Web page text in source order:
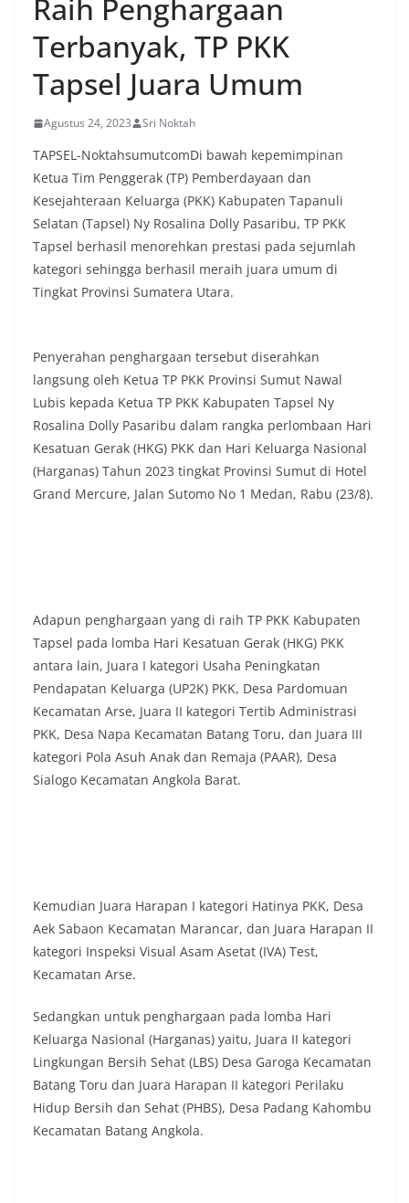
Raih Penghargaan
Terbanyak, TP PKK
Tapsel Juara Umum
Agustus 24, 2023 Sri Noktah
TAPSEL-NoktahsumutcomDi bawah kepemimpinan
Ketua Tim Penggerak (TP) Pemberdayaan dan
Kesejahteraan Keluarga (PKK) Kabupaten Tapanuli
Selatan (Tapsel) Ny Rosalina Dolly Pasaribu, TP PKK
Tapsel berhasil menorehkan prestasi pada sejumlah
kategori sehingga berhasil meraih juara umum di
Tingkat Provinsi Sumatera Utara.
Penyerahan penghargaan tersebut diserahkan
langsung oleh Ketua TP PKK Provinsi Sumut Nawal
Lubis kepada Ketua TP PKK Kabupaten Tapsel Ny
Rosalina Dolly Pasaribu dalam rangka perlombaan Hari
Kesatuan Gerak (HKG) PKK dan Hari Keluarga Nasional
(Harganas) Tahun 2023 tingkat Provinsi Sumut di Hotel
Grand Mercure, Jalan Sutomo No 1 Medan, Rabu (23/8).
Adapun penghargaan yang di raih TP PKK Kabupaten
Tapsel pada lomba Hari Kesatuan Gerak (HKG) PKK
antara lain, Juara I kategori Usaha Peningkatan
Pendapatan Keluarga (UP2K) PKK, Desa Pardomuan
Kecamatan Arse, Juara II kategori Tertib Administrasi
PKK, Desa Napa Kecamatan Batang Toru, dan Juara III
kategori Pola Asuh Anak dan Remaja (PAAR), Desa
Sialogo Kecamatan Angkola Barat.
Kemudian Juara Harapan I kategori Hatinya PKK, Desa
Aek Sabaon Kecamatan Marancar, dan Juara Harapan II
kategori Inspeksi Visual Asam Asetat (IVA) Test,
Kecamatan Arse.
Sedangkan untuk penghargaan pada lomba Hari
Keluarga Nasional (Harganas) yaitu, Juara II kategori
Lingkungan Bersih Sehat (LBS) Desa Garoga Kecamatan
Batang Toru dan Juara Harapan II kategori Perilaku
Hidup Bersih dan Sehat (PHBS), Desa Padang Kahombu
Kecamatan Batang Angkola.